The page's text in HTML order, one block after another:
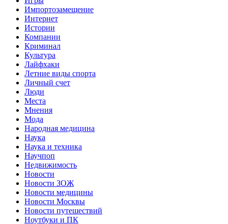
Импортозамещение
Интернет
Истории
Компании
Криминал
Культура
Лайфхаки
Летние виды спорта
Личный счет
Люди
Места
Мнения
Мода
Народная медицина
Наука
Наука и техника
Научпоп
Недвижимость
Новости
Новости ЗОЖ
Новости медицины
Новости Москвы
Новости путешествий
Ноутбуки и ПК